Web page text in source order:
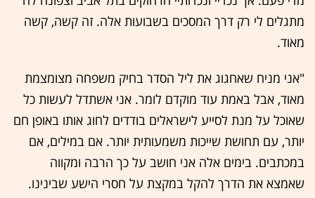
מתגלים לי רק דרך המסכים בשבועות אלה. זה קשה, קשה
מאוד.
"אני מניח שאחגוג את ליל הסדר בחיק משפחה מצומצמת
מאוד, אבל באמת עוד מוקדם לומר. אני אשתדל לעשות כל
שאוכל על מנת לסייע לישראלים בודדים לחוג אותו באופן חם
יותר, עם תחושת שייכות משמעותית יותר. אם במילים, אם
במכתבים. בימים אלה אני חושב על כך הרבה ומקווה
שאמצא את הדרך להקל במקצת על חסרי הישע שבינינו.